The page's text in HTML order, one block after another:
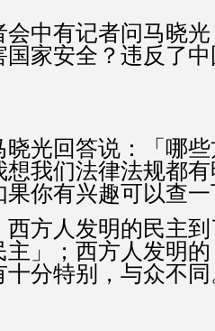
会中有记者问马晓
国家安全？违反了
晓光回答说：「哪
想我们法律法规都
果你有兴趣可以查
西方人发明的民主
主」；西方人发明
十分特别，与众不